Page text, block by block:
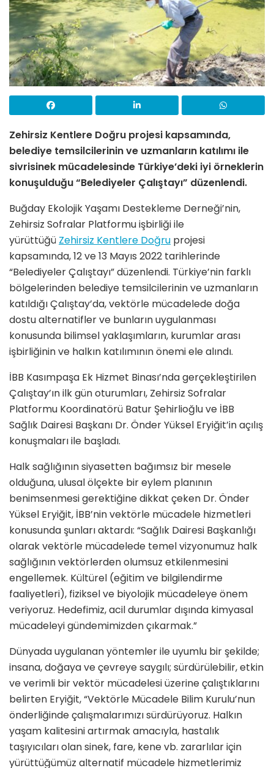
Zehirsiz Kentlere Doğru projesi kapsamında,
belediye temsilcilerinin ve uzmanların katılımı ile
sivrisinek mücadelesinde Türkiye’deki iyi örneklerin
konuşulduğu “Belediyeler Çalıştayı” düzenlendi.
Buğday Ekolojik Yaşamı Destekleme Derneği’nin,
Zehirsiz Sofralar Platformu işbirliği ile
yürüttüğü Zehirsiz Kentlere Doğru projesi
kapsamında, 12 ve 13 Mayıs 2022 tarihlerinde
“Belediyeler Çalıştayı” düzenlendi. Türkiye’nin farklı
bölgelerinden belediye temsilcilerinin ve uzmanların
katıldığı Çalıştay’da, vektörle mücadelede doğa
dostu alternatifler ve bunların uygulanması
konusunda bilimsel yaklaşımların, kurumlar arası
işbirliğinin ve halkın katılımının önemi ele alındı.
İBB Kasımpaşa Ek Hizmet Binası’nda gerçekleştirilen
Çalıştay’ın ilk gün oturumları, Zehirsiz Sofralar
Platformu Koordinatörü Batur Şehirlioğlu ve İBB
Sağlık Dairesi Başkanı Dr. Önder Yüksel Eryiğit’in açılış
konuşmaları ile başladı.
Halk sağlığının siyasetten bağımsız bir mesele
olduğuna, ulusal ölçekte bir eylem planının
benimsenmesi gerektiğine dikkat çeken Dr. Önder
Yüksel Eryiğit, İBB’nin vektörle mücadele hizmetleri
konusunda şunları aktardı: “Sağlık Dairesi Başkanlığı
olarak vektörle mücadelede temel vizyonumuz halk
sağlığının vektörlerden olumsuz etkilenmesini
engellemek. Kültürel (eğitim ve bilgilendirme
faaliyetleri), fiziksel ve biyolojik mücadeleye önem
veriyoruz. Hedefimiz, acil durumlar dışında kimyasal
mücadeleyi gündemimizden çıkarmak.”
Dünyada uygulanan yöntemler ile uyumlu bir şekilde;
insana, doğaya ve çevreye saygılı; sürdürülebilir, etkin
ve verimli bir vektör mücadelesi üzerine çalıştıklarını
belirten Eryiğit, “Vektörle Mücadele Bilim Kurulu’nun
önderliğinde çalışmalarımızı sürdürüyoruz. Halkın
yaşam kalitesini artırmak amacıyla, hastalık
taşıyıcıları olan sinek, fare, kene vb. zararlılar için
yürüttüğümüz alternatif mücadele hizmetlerimiz